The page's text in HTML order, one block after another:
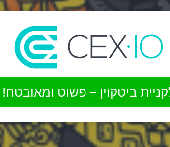
ביטקוין – פשוט ומאובטח!